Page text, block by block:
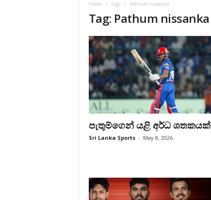
Home Tags Pathum nissanka
Tag: Pathum nissanka
පැතුම්ගෙන් යළි අර්ධ ශතකයක්
Sri Lanka Sports - May 8, 2026